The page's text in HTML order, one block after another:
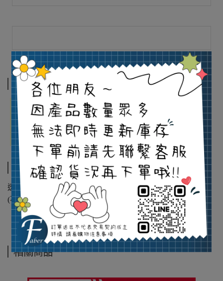
規格以原廠為主
支援功能
Full HD1080p錄影等
傳輸介面
USB2.0
監控
/
傳輸/影像
USB
運送為宅配無自取
透過廠商或宅配配送，預計訂單成立後1-7個工作天內送達
(不含周六、日及國定假日)!
相關商品